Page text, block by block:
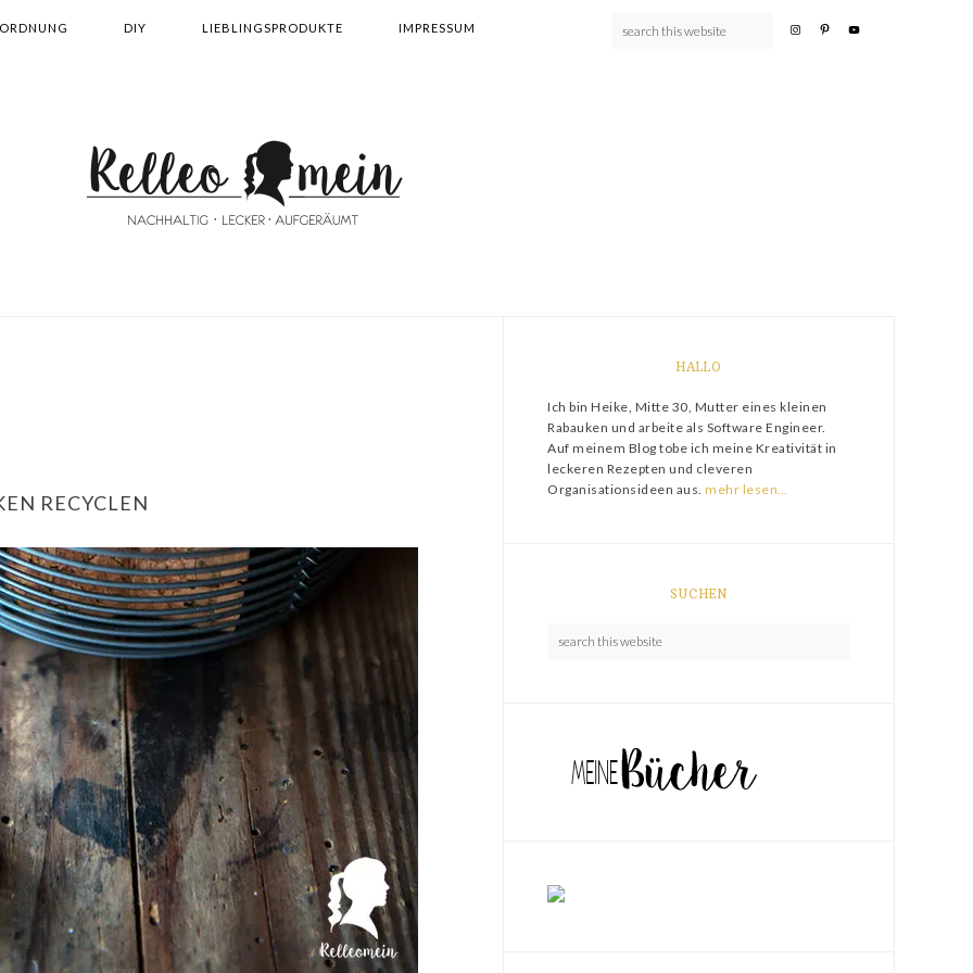
ORDNUNG DIY LIEBLINGSPRODUKTE IMPRESSUM
RECYCLEN
HALLO
Ich bin Heike, Mitte 30, Mutter eines kleinen
Rabauken und arbeite als Software Engineer.
Auf meinem Blog tobe ich meine Kreativität in
leckeren Rezepten und cleveren
Organisationsideen aus. mehr lesen…
SUCHEN